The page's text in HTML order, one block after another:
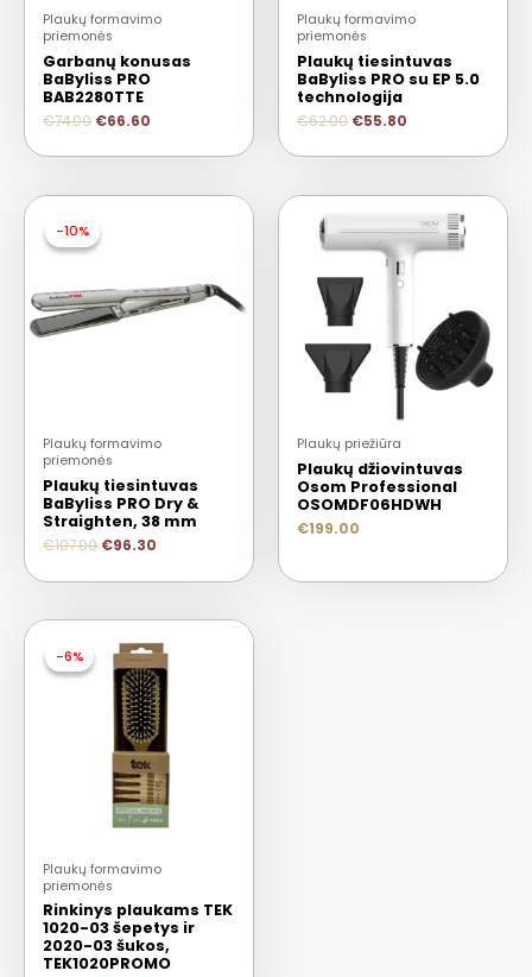
Plaukų formavimo
priemonės
Garbanų konusas
BaByliss PRO
BAB2280TTE
€74.00 €66.60
Plaukų formavimo
priemonės
Plaukų tiesintuvas
BaByliss PRO su EP 5.0
technologija
€62.00 €55.80
-10%
-10%
Plaukų formavimo
priemonės
Plaukų tiesintuvas
BaByliss PRO Dry &
Straighten, 38 mm
€107.00 €96.30
Plaukų priežiūra
Plaukų džiovintuvas
Osom Professional
OSOMDF06HDWH
€199.00
-6%
-6%
Plaukų formavimo
priemonės
Rinkinys plaukams TEK
1020-03 šepetys ir
2020-03 šukos,
TEK1020PROMO